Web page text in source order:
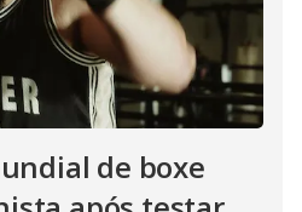
de boxe